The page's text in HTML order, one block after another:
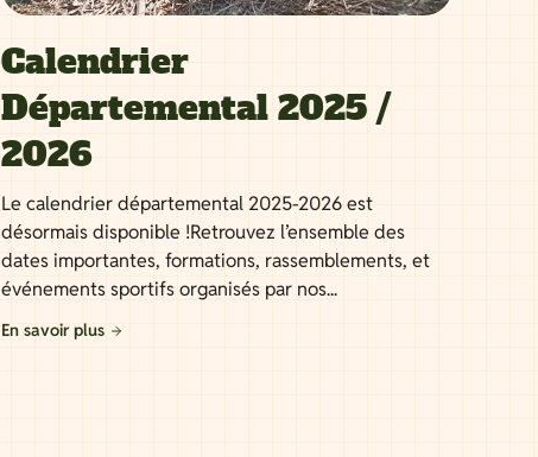
Calendrier
Départemental 2025 /
2026
Le calendrier départemental 2025-2026 est
désormais disponible !Retrouvez l’ensemble des
dates importantes, formations, rassemblements, et
événements sportifs organisés par nos...
En savoir plus